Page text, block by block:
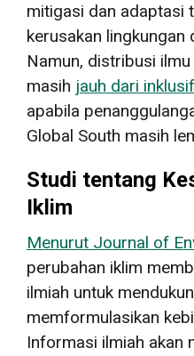
mitigasi dan adaptasi
kerusakan lingkungan
Namun, distribusi
masih jauh dari inklusif
apabila
Global South masih
Studi tentang
Iklim
Menurut Journal of
perubahan iklim
ilmiah untuk
memformulasikan
Informasi ilmiah akan